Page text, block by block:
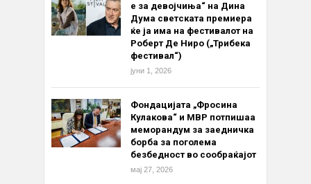
е за девојчиња“ на Дина
Дума светската премиера
ќе ја има на фестивалот на
Роберт Де Ниро („Трибека
фестивал“)
јуни 1, 2026
Фондацијата „Фросина
Кулакова“ и МВР потпишаа
меморандум за заедничка
борба за поголема
безбедност во сообраќајот
мај 27, 2026